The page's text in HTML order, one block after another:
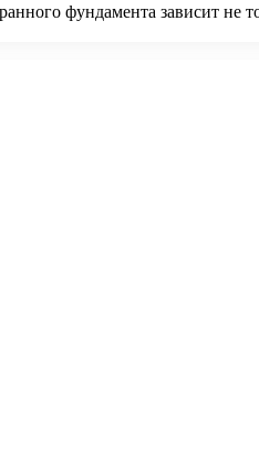
фундамента зависит не